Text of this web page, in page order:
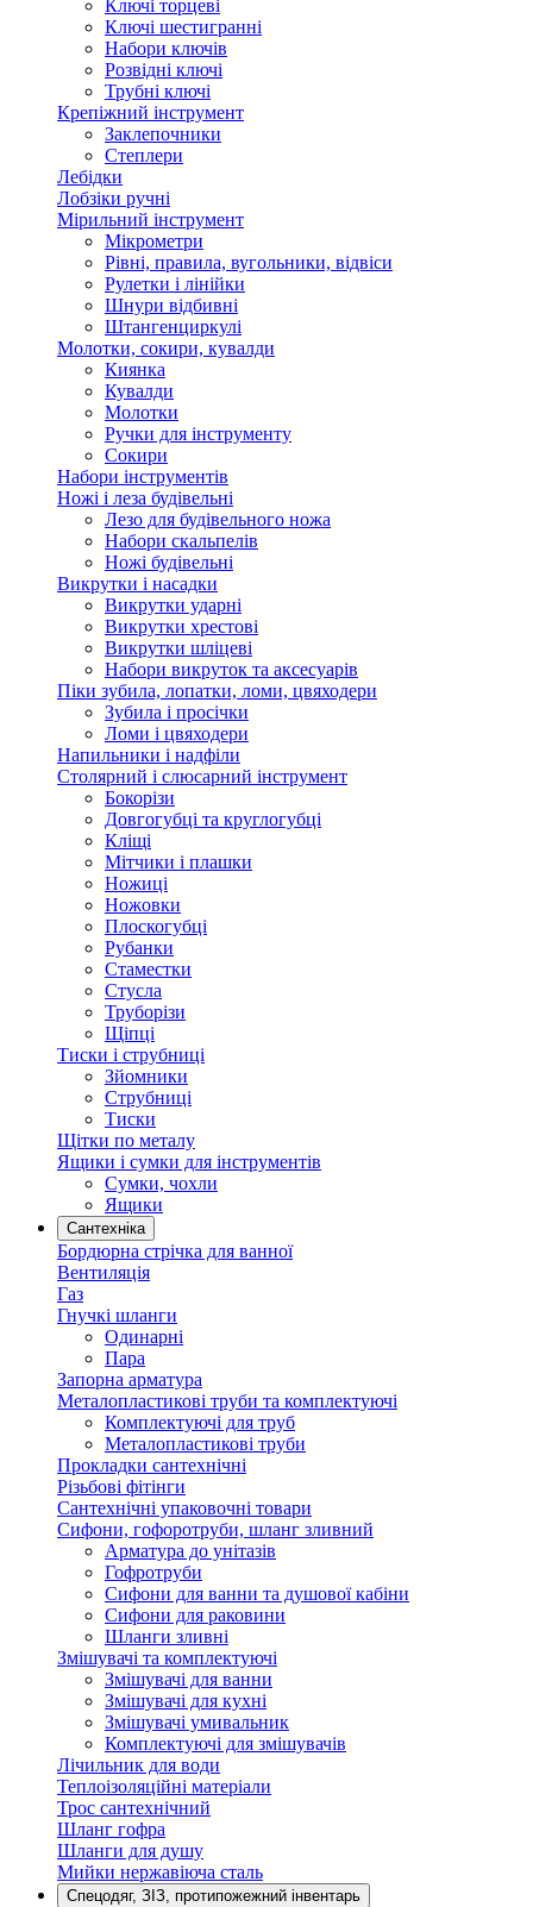
Ключі торцеві
Ключі шестигранні
Набори ключів
Розвідні ключі
Трубні ключі
Крепіжний інструмент
Заклепочники
Степлери
Лебідки
Лобзіки ручні
Мірильний інструмент
Мікрометри
Рівні, правила, вугольники, відвіси
Рулетки і лінійки
Шнури відбивні
Штангенциркулі
Молотки, сокири, кувалди
Киянка
Кувалди
Молотки
Ручки для інструменту
Сокири
Набори інструментів
Ножі і леза будівельні
Лезо для будівельного ножа
Набори скальпелів
Ножі будівельні
Викрутки і насадки
Викрутки ударні
Викрутки хрестові
Викрутки шліцеві
Набори викруток та аксесуарів
Піки зубила, лопатки, ломи, цвяходери
Зубила і просічки
Ломи і цвяходери
Напильники і надфіли
Столярний і слюсарний інструмент
Бокорізи
Довгогубці та круглогубці
Кліщі
Мітчики і плашки
Ножиці
Ножовки
Плоскогубці
Рубанки
Стаместки
Стусла
Труборізи
Щіпці
Тиски і струбниці
Зйомники
Струбниці
Тиски
Щітки по металу
Ящики і сумки для інструментів
Сумки, чохли
Ящики
Сантехніка
Бордюрна стрічка для ванної
Вентиляція
Газ
Гнучкі шланги
Одинарні
Пара
Запорна арматура
Металопластикові труби та комплектуючі
Комплектуючі для труб
Металопластикові труби
Прокладки сантехнічні
Різьбові фітінги
Сантехнічні упаковочні товари
Сифони, гофоротруби, шланг зливний
Арматура до унітазів
Гофротруби
Сифони для ванни та душової кабіни
Сифони для раковини
Шланги зливні
Змішувачі та комплектуючі
Змішувачі для ванни
Змішувачі для кухні
Змішувачі умивальник
Комплектуючі для змішувачів
Лічильник для води
Теплоізоляційні матеріали
Трос сантехнічний
Шланг гофра
Шланги для душу
Мийки нержавіюча сталь
Спецодяг, ЗІЗ, протипожежний інвентарь